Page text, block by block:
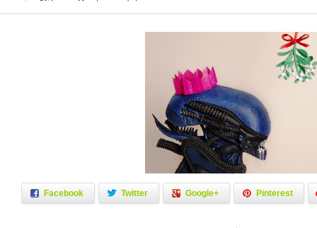
Facebook Twitter Google+ Pinterest